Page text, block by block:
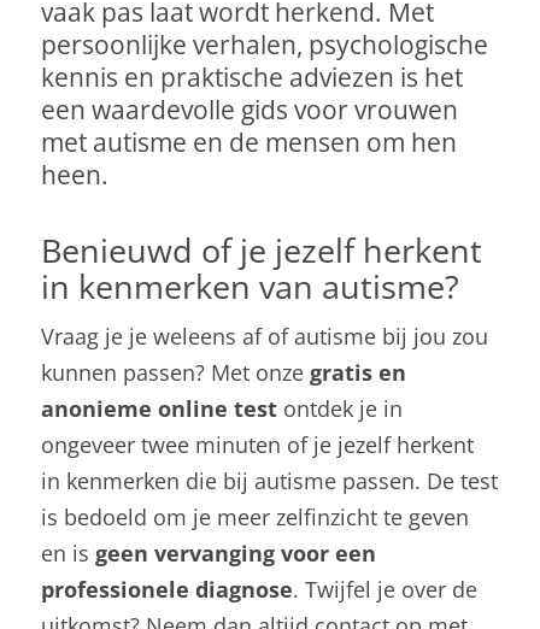
vaak pas laat wordt herkend. Met
persoonlijke verhalen, psychologische
kennis en praktische adviezen is het
een waardevolle gids voor vrouwen
met autisme en de mensen om hen
heen.
Benieuwd of je jezelf herkent
in kenmerken van autisme?
Vraag je je weleens af of autisme bij jou zou
kunnen passen? Met onzegratis en
anonieme online test ontdek je in
ongeveer twee minuten of je jezelf herkent
in kenmerken die bij autisme passen. De test
is bedoeld om je meer zelfinzicht te geven
en isgeen vervanging voor een
professionele diagnose. Twijfel je over de